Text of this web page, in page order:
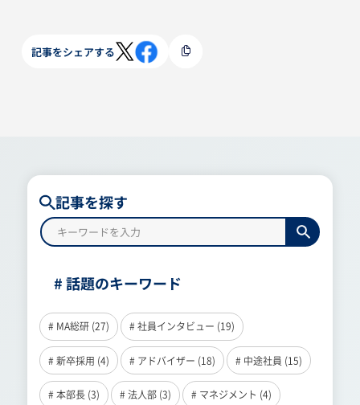
記事をシェアする
記事を探す
# 話題のキーワード
# MA総研 (27) # 社員インタビュー (19)
# 新卒採用 (4) # アドバイザー (18) # 中途社員 (15)
# 本部長 (3) # 法人部 (3) # マネジメント (4)